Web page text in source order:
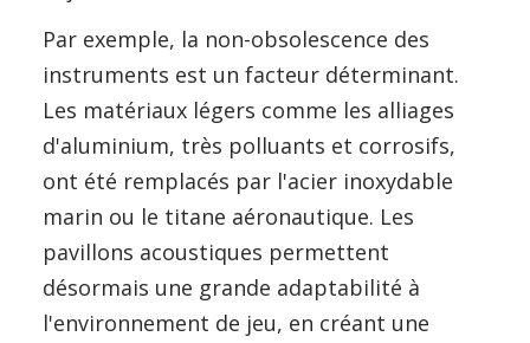
Par exemple, la non-obsolescence des
instruments est un facteur déterminant.
Les matériaux légers comme les alliages
d'aluminium, très polluants et corrosifs,
ont été remplacés par l'acier inoxydable
marin ou le titane aéronautique. Les
pavillons acoustiques permettent
désormais une grande adaptabilité à
l'environnement de jeu, en créant une